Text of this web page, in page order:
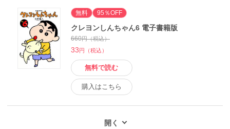
無料 95％OFF
クレヨンしんちゃん6 電子書籍版
660円（税込）
33 円（税込）
無料で読む
購入はこちら